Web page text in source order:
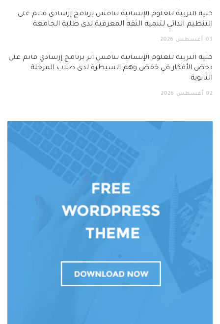
كلية التربية للعلوم الإنسانية تناقش برنامج إرشادي قائم على
التنظيم الذاتي لتنمية الثقة المعرفية لدى طلبة الجامعة
03 أغسطس 2026
كلية التربية للعلوم الإنسانية تناقش أثر برنامج إرشادي قائم على
دحض الأفكار في خفض وهم السيطرة لدى طلاب المرحلة
الثانوية
02 أغسطس 2026